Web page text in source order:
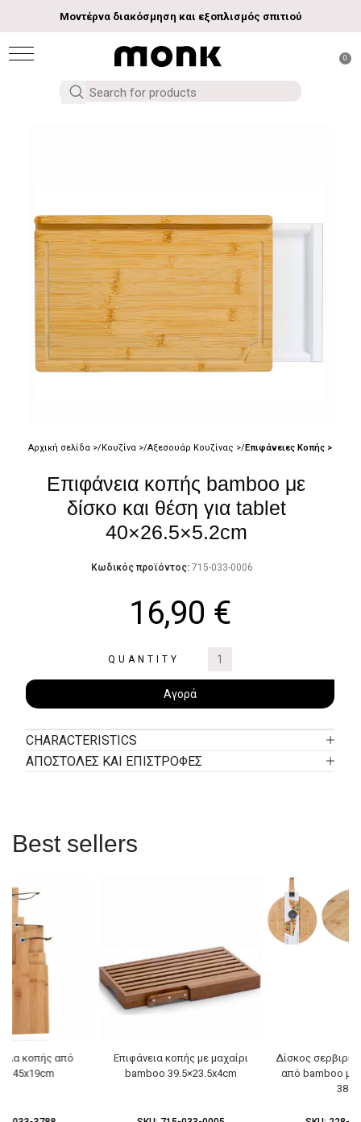
Μοντέρνα διακόσμηση και εξοπλισμός σπιτιού
0
Αρχική σελίδα Κουζίνα Αξεσουάρ Κουζίνας Επιφάνειες Κοπής
Επιφάνεια κοπής bamboo με
δίσκο και θέση για tablet
40×26.5×5.2cm
Κωδικός προϊόντος: 715-033-0006
16,90 €
QUANTITY
Αγορά
CHARACTERISTICS
ΑΠΟΣΤΟΛΕΣ ΚΑΙ ΕΠΙΣΤΡΟΦΕΣ
Best sellers
κοπής από
45x19cm
Επιφάνεια κοπής με μαχαίρι
bamboo 39.5×23.5x4cm
Δίσκος
από bamboo με
38cm